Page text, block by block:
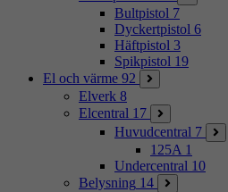
Bultpistol 7
Dyckertpistol 6
Häftpistol 3
Spikpistol 19
El och värme 92
Elverk 8
Elcentral 17
Huvudcentral 7
125A 1
Undercentral 10
Belysning 14